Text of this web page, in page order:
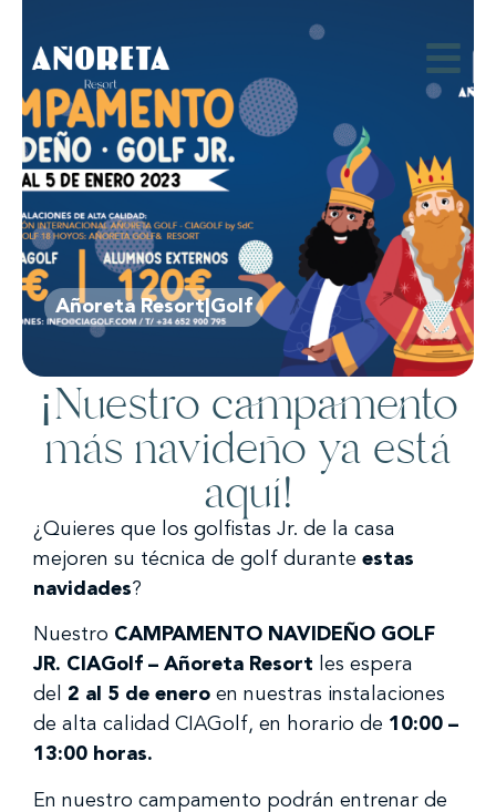
Añoreta Resort|Golf
¡Nuestro campamento
más navideño ya está
aquí!
¿Quieres que los golfistas Jr. de la casa
mejoren su técnica de golf durante estas
navidades?
Nuestro CAMPAMENTO NAVIDEÑO GOLF
JR. CIAGolf – Añoreta Resort les espera
del 2 al 5 de enero en nuestras instalaciones
de alta calidad CIAGolf, en horario de 10:00 –
13:00 horas.
En nuestro campamento podrán entrenar de